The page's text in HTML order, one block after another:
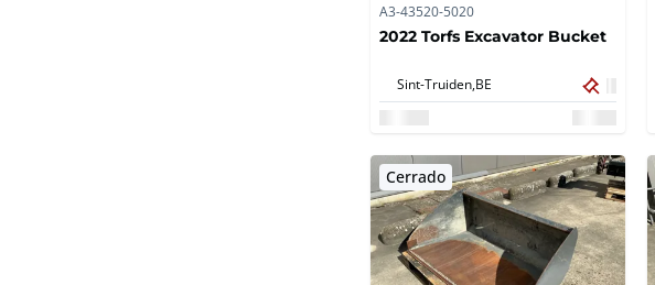
A3-43520-5020
2022 Torfs Excavator Bucket
Sint-Truiden,BE
Cerrado